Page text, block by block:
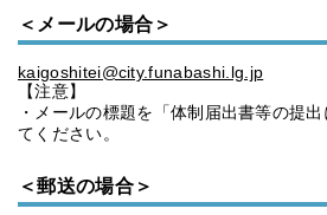
＜メールの場合＞
kaigoshitei@city.funabashi.lg.jp
【注意】
・メールの標題を「体制届出書等の提
てください。
＜郵送の場合＞